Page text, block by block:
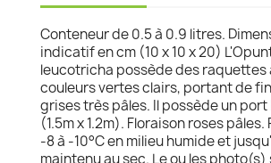
Conteneur de 0.5 à 0.9 litres.
indicatif en cm (10 x 10 x 20)
leucotricha possède des raquettes
couleurs vertes clairs, portant de
grises très pâles. Il possède un
(1.5m x 1.2m). Floraison roses
-8 à -10°C en milieu humide et
maintenu au sec. Le ou les photo(s)